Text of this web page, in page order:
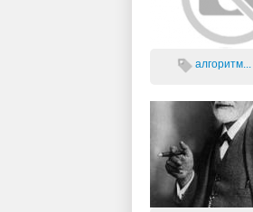
алгоритм...